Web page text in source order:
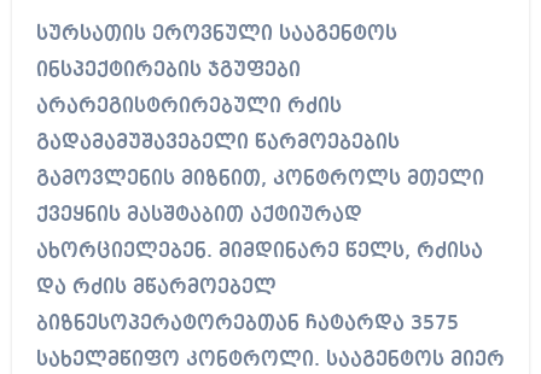
სურსათის ეროვნული სააგენტოს
ინსპექტირების ჯგუფები
არარეგისტრირებული რძის
გადამამუშავებელი წარმოებების
გამოვლენის მიზნით, კონტროლს მთელი
ქვეყნის მასშტაბით აქტიურად
ახორციელებენ. მიმდინარე წელს, რძისა
და რძის მწარმოებელ
ბიზნესოპერატორებთან ჩატარდა 3575
სახელმწიფო კონტროლი. სააგენტოს მიერ